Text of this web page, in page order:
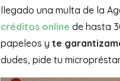
llegado una multa de la
créditos online de hasta
papeleos y te
dudes, pide tu